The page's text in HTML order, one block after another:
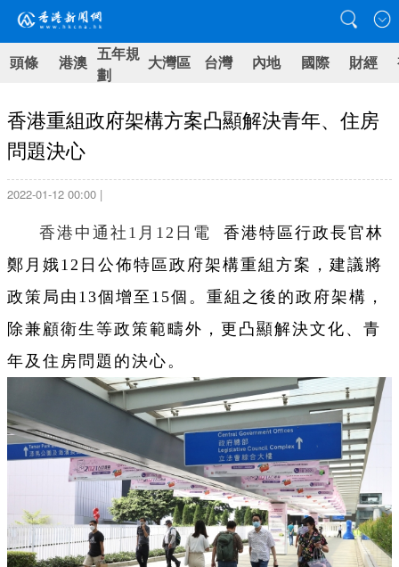
頭條 港澳 五年規
劃
大灣區 台灣 內地 國際 財經
香港重組政府架構方案凸顯解決青年、住房
問題決心
2022-01-12 00:00 |
香港中通社1月12日電 香港特區行政長官林
鄭月娥12日公佈特區政府架構重組方案，建議將
政策局由13個增至15個。重組之後的政府架構，
除兼顧衛生等政策範疇外，更凸顯解決文化、青
年及住房問題的決心。